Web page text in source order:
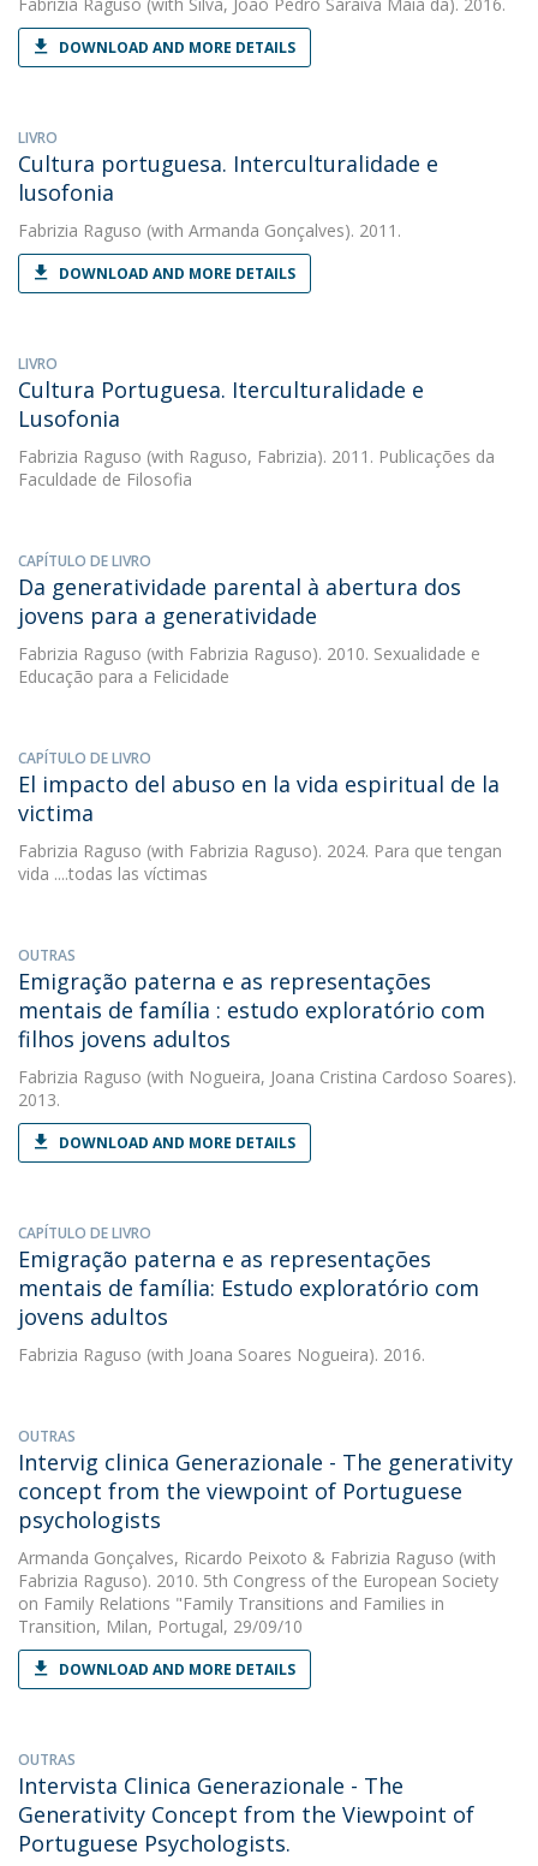
DOWNLOAD AND MORE DETAILS
LIVRO
Cultura portuguesa. Interculturalidade e
lusofonia
Fabrizia Raguso (with Armanda Gonçalves). 2011.
DOWNLOAD AND MORE DETAILS
LIVRO
Cultura Portuguesa. Iterculturalidade e
Lusofonia
Fabrizia Raguso (with Raguso, Fabrizia). 2011. Publicações da
Faculdade de Filosofia
CAPÍTULO DE LIVRO
Da generatividade parental à abertura dos
jovens para a generatividade
Fabrizia Raguso (with Fabrizia Raguso). 2010. Sexualidade e
Educação para a Felicidade
CAPÍTULO DE LIVRO
El impacto del abuso en la vida espiritual de la
victima
Fabrizia Raguso (with Fabrizia Raguso). 2024. Para que tengan
vida ....todas las víctimas
OUTRAS
Emigração paterna e as representações
mentais de família : estudo exploratório com
filhos jovens adultos
Fabrizia Raguso (with Nogueira, Joana Cristina Cardoso Soares).
2013.
DOWNLOAD AND MORE DETAILS
CAPÍTULO DE LIVRO
Emigração paterna e as representações
mentais de família: Estudo exploratório com
jovens adultos
Fabrizia Raguso (with Joana Soares Nogueira). 2016.
OUTRAS
Intervig clinica Generazionale - The generativity
concept from the viewpoint of Portuguese
psychologists
Armanda Gonçalves, Ricardo Peixoto & Fabrizia Raguso (with
Fabrizia Raguso). 2010. 5th Congress of the European Society
on Family Relations "Family Transitions and Families in
Transition, Milan, Portugal, 29/09/10
DOWNLOAD AND MORE DETAILS
OUTRAS
Intervista Clinica Generazionale - The
Generativity Concept from the Viewpoint of
Portuguese Psychologists.